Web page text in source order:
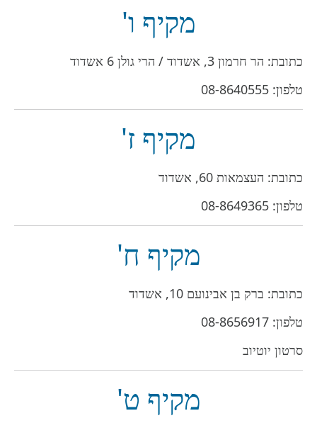
מקיף ו'
כתובת: הר חרמון 3, אשדוד / הרי גולן 6 אשדוד
טלפון: 08-8640555
מקיף ז'
כתובת: העצמאות 60, אשדוד
טלפון: 08-8649365
מקיף ח'
כתובת: ברק בן אבינועם 10, אשדוד
טלפון: 08-8656917‬
סרטון יוטיוב
מקיף ט'